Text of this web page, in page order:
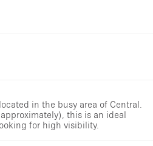
in the busy area of Central.
this is an ideal
for high visibility.